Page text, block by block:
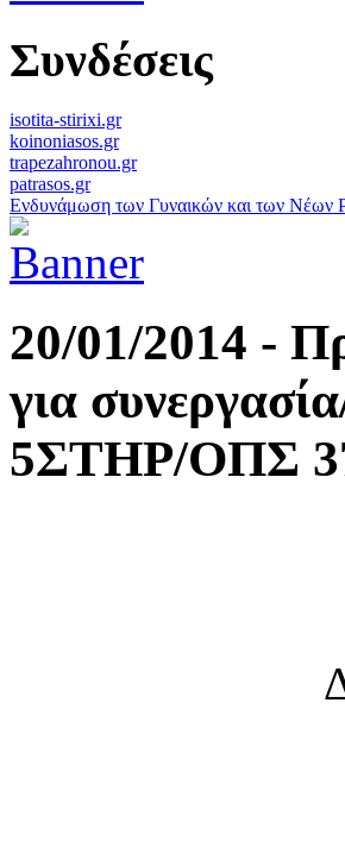
Συνδέσεις
isotita-stirixi.gr
koinoniasos.gr
trapezahronou.gr
patrasos.gr
Ενδυνάμωση των Γυναικών και των Νέων
20/01/2014 -
για
5ΣΤΗΡ/ΟΠΣ